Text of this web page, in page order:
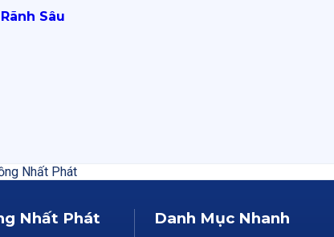
Sâu
Nhất Phát Danh Mục Nhanh